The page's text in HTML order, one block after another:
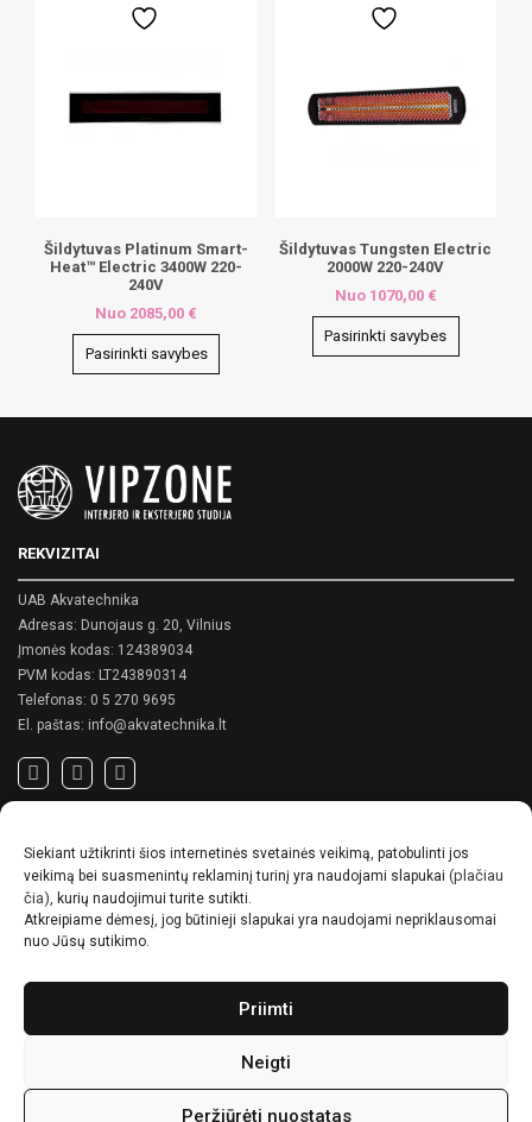
Siekiant užtikrinti šios internetinės svetainės veikimą, patobulinti jos
veikimą bei suasmenintų reklaminį turinį yra naudojami slapukai (plačiau
čia), kurių naudojimui turite sutikti.
Atkreipiame dėmesį, jog būtinieji slapukai yra naudojami nepriklausomai
nuo Jūsų sutikimo.
Priimti
Neigti
Peržiūrėti nuostatas
Šildytuvas Platinum Smart-
Heat™ Electric 3400W 220-
240V
Nuo 2085,00 €
Pasirinkti savybes
variants.
The
options
be
chosen
on
the
product
Šildytuvas Tungsten Electric
2000W 220-240V
Nuo 1070,00 €
Pasirinkti savybes
on
REKVIZITAI
UAB Akvatechnika
Adresas: Dunojaus g. 20, Vilnius
Įmonės kodas: 124389034
PVM kodas: LT243890314
Telefonas: 0 5 270 9695
El. paštas: info@akvatechnika.lt
Privatumo politika
Pirkimo sąlygos
Prekių pristatymo / grąžinimo sąlygos
RENSON© -unikalūs eksterjero sprendimai.
Gyvenimas lauke
Idėjos, kaip suskurti ypatingą kiemo charakterį